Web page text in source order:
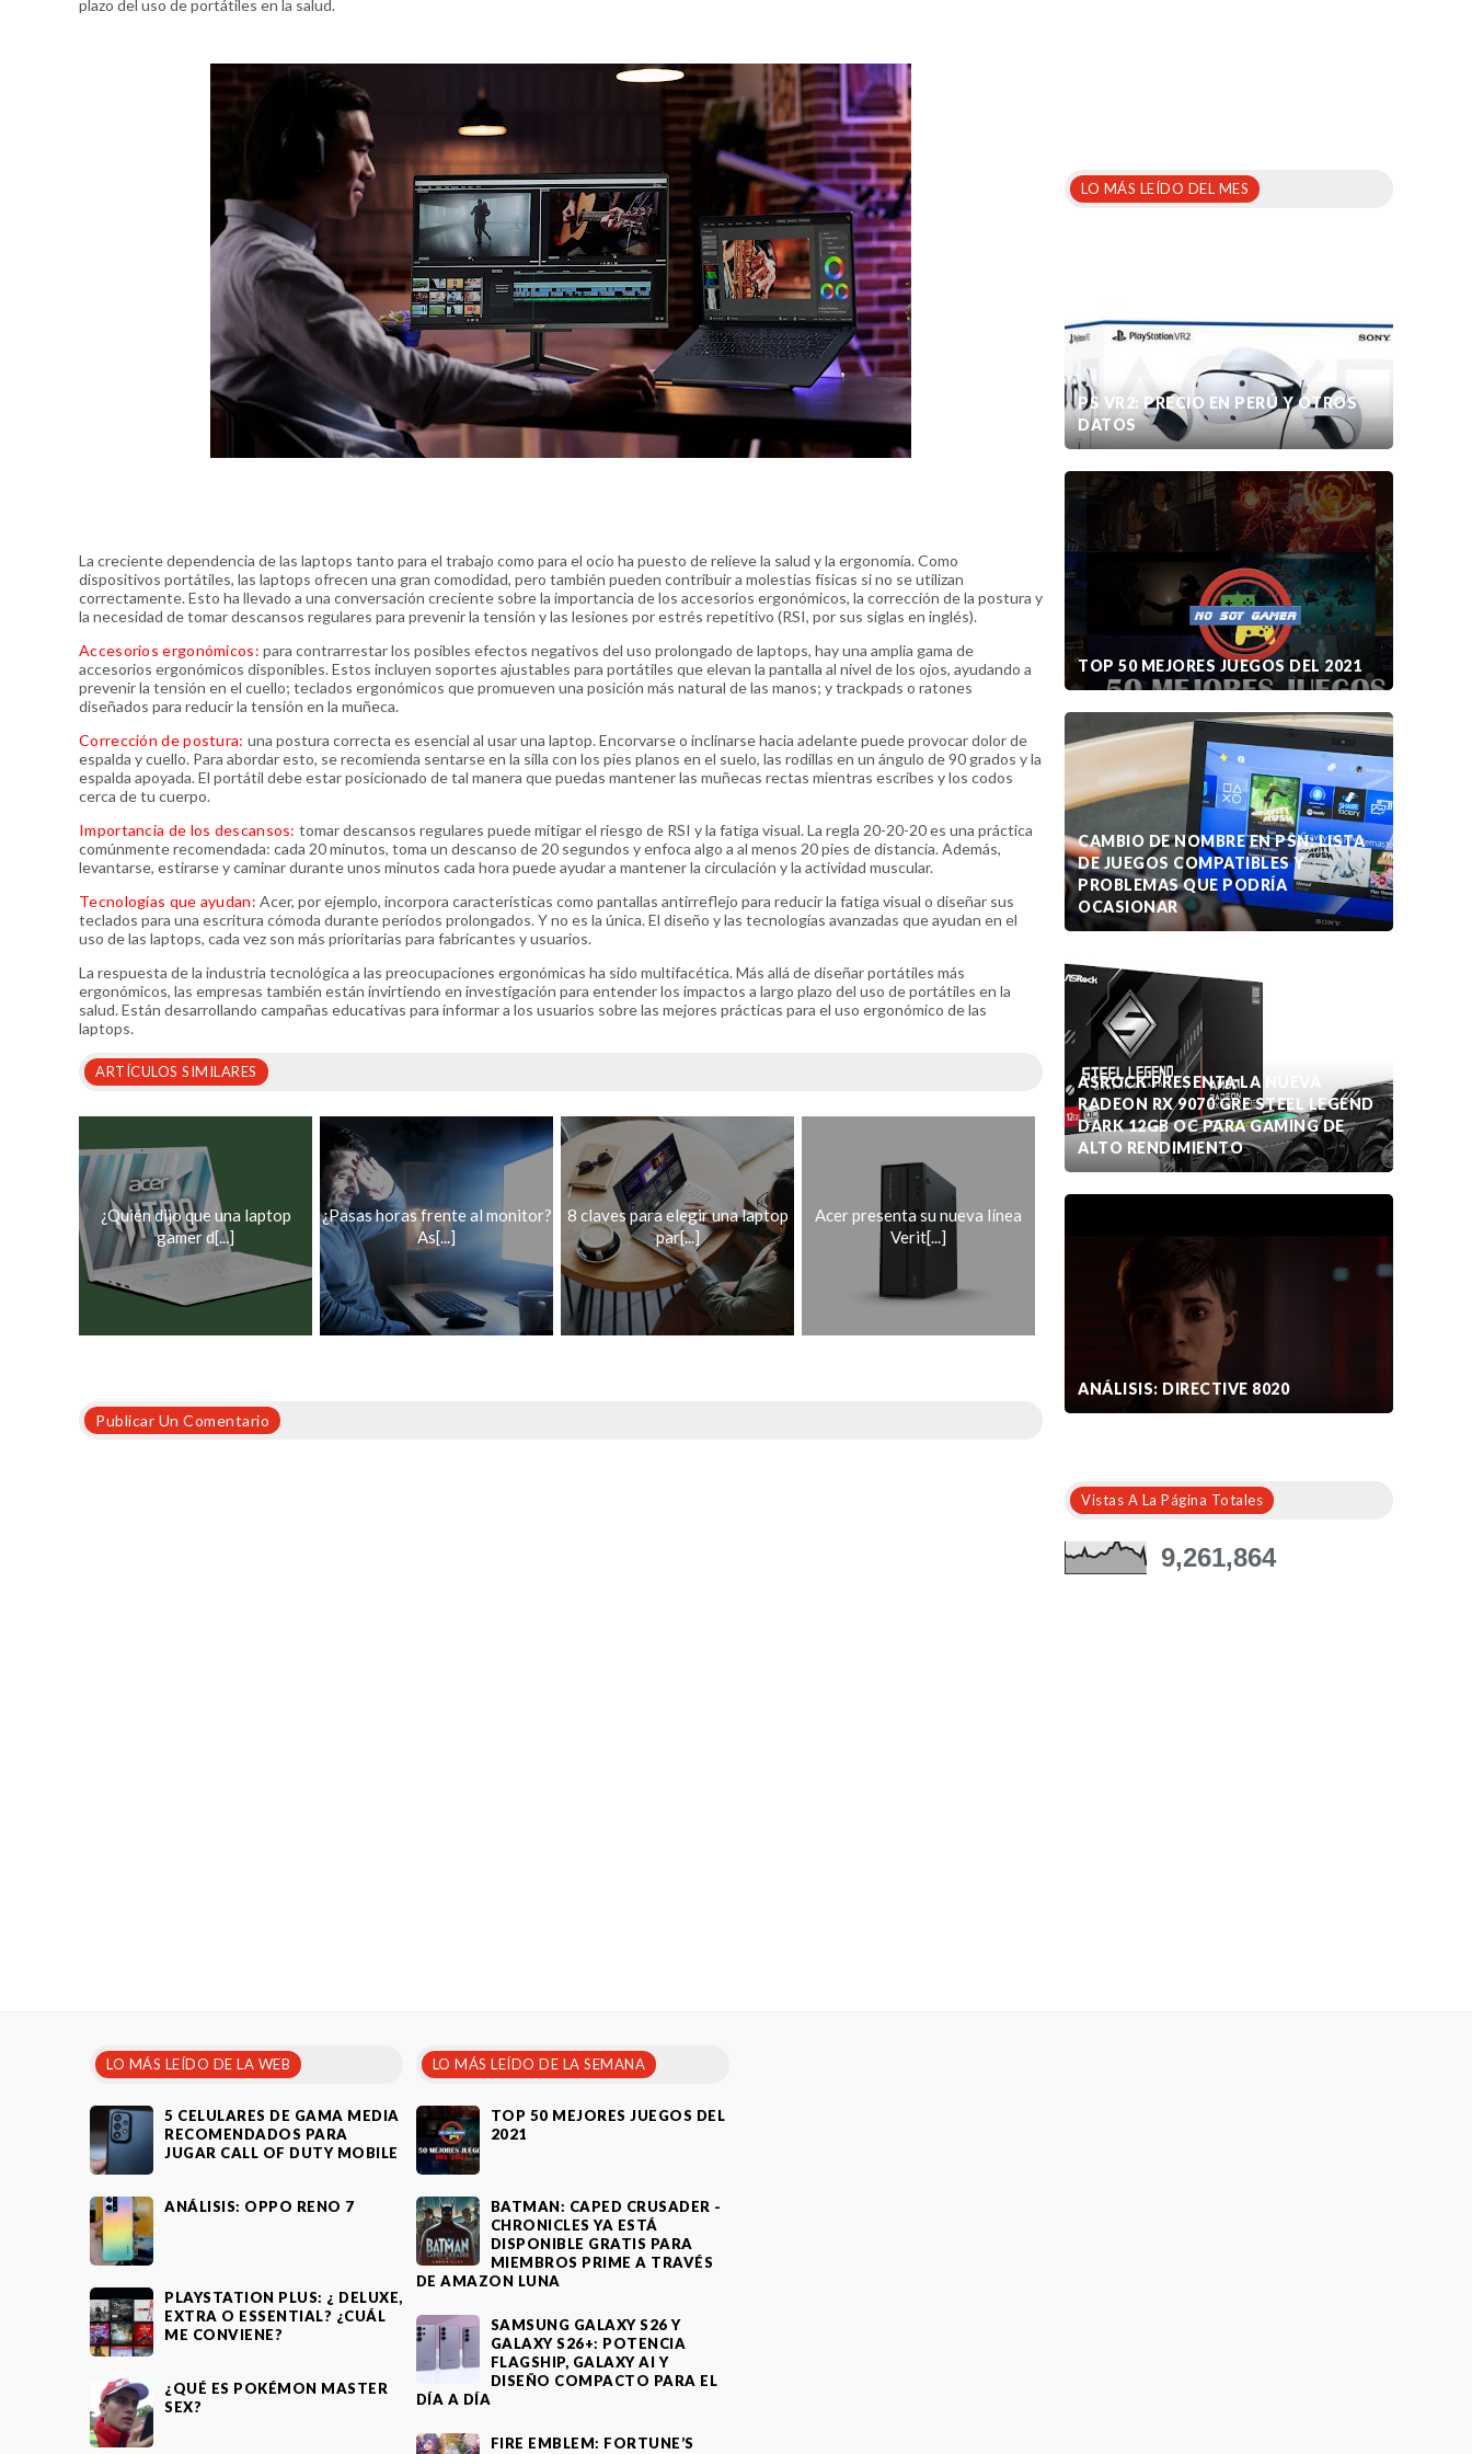
plazo del uso de portátiles en la salud.
La creciente dependencia de las laptops tanto para el trabajo como para el ocio ha puesto de relieve la salud y la ergonomía. Como
dispositivos portátiles, las laptops ofrecen una gran comodidad, pero también pueden contribuir a molestias físicas si no se utilizan
correctamente. Esto ha llevado a una conversación creciente sobre la importancia de los accesorios ergonómicos, la corrección de la postura y
la necesidad de tomar descansos regulares para prevenir la tensión y las lesiones por estrés repetitivo (RSI, por sus siglas en inglés).
Accesorios ergonómicos: para contrarrestar los posibles efectos negativos del uso prolongado de laptops, hay una amplia gama de
accesorios ergonómicos disponibles. Estos incluyen soportes ajustables para portátiles que elevan la pantalla al nivel de los ojos, ayudando a
prevenir la tensión en el cuello; teclados ergonómicos que promueven una posición más natural de las manos; y trackpads o ratones
diseñados para reducir la tensión en la muñeca.
Corrección de postura: una postura correcta es esencial al usar una laptop. Encorvarse o inclinarse hacia adelante puede provocar dolor de
espalda y cuello. Para abordar esto, se recomienda sentarse en la silla con los pies planos en el suelo, las rodillas en un ángulo de 90 grados y la
espalda apoyada. El portátil debe estar posicionado de tal manera que puedas mantener las muñecas rectas mientras escribes y los codos
cerca de tu cuerpo.
Importancia de los descansos: tomar descansos regulares puede mitigar el riesgo de RSI y la fatiga visual. La regla 20-20-20 es una práctica
comúnmente recomendada: cada 20 minutos, toma un descanso de 20 segundos y enfoca algo a al menos 20 pies de distancia. Además,
levantarse, estirarse y caminar durante unos minutos cada hora puede ayudar a mantener la circulación y la actividad muscular.
Tecnologías que ayudan: Acer, por ejemplo, incorpora características como pantallas antirreflejo para reducir la fatiga visual o diseñar sus
teclados para una escritura cómoda durante períodos prolongados. Y no es la única. El diseño y las tecnologías avanzadas que ayudan en el
uso de las laptops, cada vez son más prioritarias para fabricantes y usuarios.
La respuesta de la industria tecnológica a las preocupaciones ergonómicas ha sido multifacética. Más allá de diseñar portátiles más
ergonómicos, las empresas también están invirtiendo en investigación para entender los impactos a largo plazo del uso de portátiles en la
salud. Están desarrollando campañas educativas para informar a los usuarios sobre las mejores prácticas para el uso ergonómico de las
laptops.
ARTÍCULOS SIMILARES
¿Quién dijo que una laptop
gamer d[...]
¿Pasas horas frente al monitor?
As[...]
8 claves para elegir una laptop
par[...]
Acer presenta su nueva línea
Verit[...]
Publicar Un Comentario
LO MÁS LEÍDO DEL MES
PS VR2: PRECIO EN PERÚ Y OTROS
DATOS
TOP 50 MEJORES JUEGOS DEL 2021
CAMBIO DE NOMBRE EN PSN: LISTA
DE JUEGOS COMPATIBLES Y
PROBLEMAS QUE PODRÍA
OCASIONAR
ASROCK PRESENTA LA NUEVA
RADEON RX 9070 GRE STEEL LEGEND
DARK 12GB OC PARA GAMING DE
ALTO RENDIMIENTO
ANÁLISIS: DIRECTIVE 8020
Vistas A La Página Totales
9,261,864
LO MÁS LEÍDO DE LA WEB
5 CELULARES DE GAMA MEDIA
RECOMENDADOS PARA
JUGAR CALL OF DUTY MOBILE
ANÁLISIS: OPPO RENO 7
PLAYSTATION PLUS: ¿ DELUXE,
EXTRA O ESSENTIAL? ¿CUÁL
ME CONVIENE?
¿QUÉ ES POKÉMON MASTER
SEX?
LO MÁS LEÍDO DE LA SEMANA
TOP 50 MEJORES JUEGOS DEL
2021
BATMAN: CAPED CRUSADER -
CHRONICLES YA ESTÁ
DISPONIBLE GRATIS PARA
MIEMBROS PRIME A TRAVÉS
DE AMAZON LUNA
SAMSUNG GALAXY S26 Y
GALAXY S26+: POTENCIA
FLAGSHIP, GALAXY AI Y
DISEÑO COMPACTO PARA EL
DÍA A DÍA
FIRE EMBLEM: FORTUNE’S